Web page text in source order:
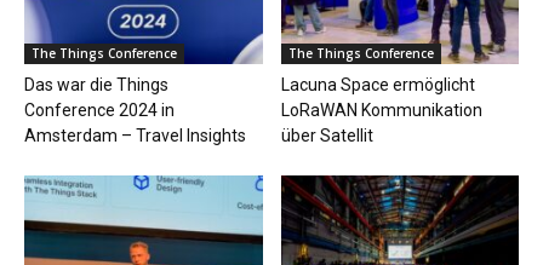
The Things Conference
Das war die Things
Conference 2024 in
Amsterdam – Travel Insights
The Things Conference
Lacuna Space ermöglicht
LoRaWAN Kommunikation
über Satellit